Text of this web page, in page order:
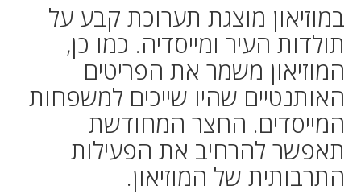
במוזיאון מוצגת תערוכת קבע על
תולדות העיר ומייסדיה. כמו כן,
המוזיאון משמר את הפריטים
האותנטיים שהיו שייכים למשפחות
המייסדים. החצר המחודשת
תאפשר להרחיב את הפעילות
התרבותית של המוזיאון.